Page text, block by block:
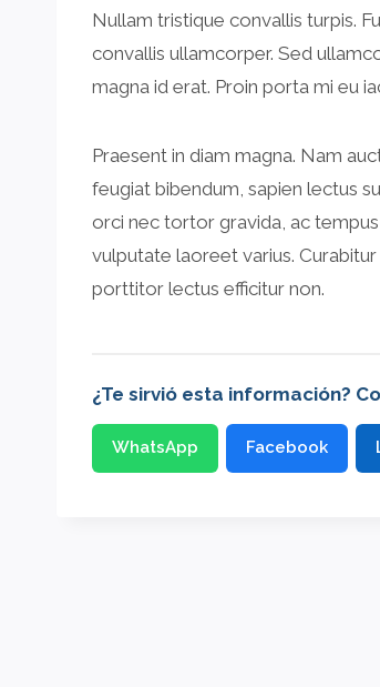
Nullam tristique convallis turpis.
convallis ullamcorper. Sed
magna id erat. Proin porta mi eu
Praesent in diam magna. Nam
feugiat bibendum, sapien lectus
orci nec tortor gravida, ac
vulputate laoreet varius.
porttitor lectus efficitur non.
¿Te sirvió esta información?
WhatsApp Facebook